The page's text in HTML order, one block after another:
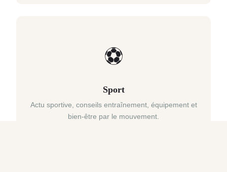
⚽
Sport
Actu sportive, conseils entraînement, équipement et
bien-être par le mouvement.